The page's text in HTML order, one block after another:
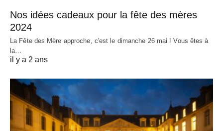
Nos idées cadeaux pour la fête des mères
2024
La Fête des Mère approche, c'est le dimanche 26 mai ! Vous êtes à
la…
il y a 2 ans